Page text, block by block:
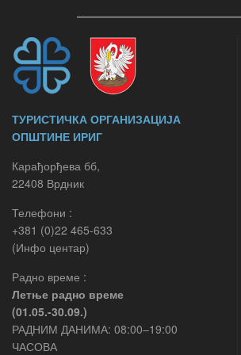
ТУРИСТИЧКА ОРГАНИЗАЦИЈА
ОПШТИНЕ ИРИГ
Карађорђева бб,
22408 Врдник
Телефони :
+381 (0)22 465-633
(Инфо центар)
Радно време :
Летње радно време
(01.05.-30.09.)
РАДНИМ ДАНИМА: 08:00–19:00
ЧАСОВА